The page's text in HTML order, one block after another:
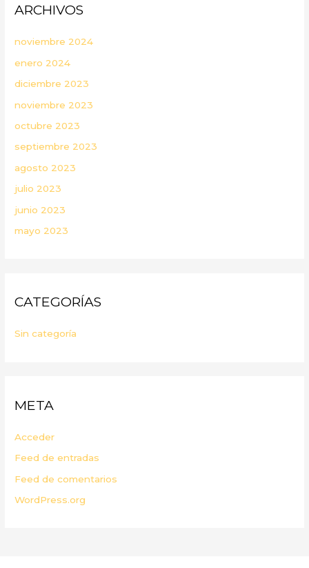
ARCHIVOS
noviembre 2024
enero 2024
diciembre 2023
noviembre 2023
octubre 2023
septiembre 2023
agosto 2023
julio 2023
junio 2023
mayo 2023
CATEGORÍAS
Sin categoría
META
Acceder
Feed de entradas
Feed de comentarios
WordPress.org